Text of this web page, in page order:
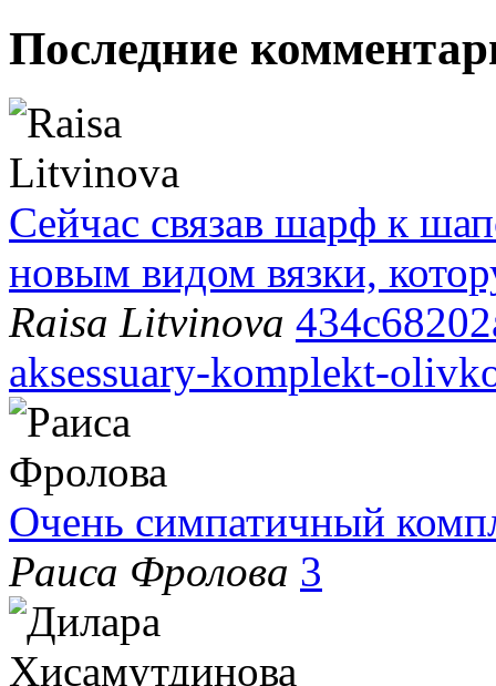
Последние
Сейчас связав шарф к
новым видом вязки,
Raisa Litvinova
aksessuary-komplekt-
Очень симпатичный
Раиса Фролова 3